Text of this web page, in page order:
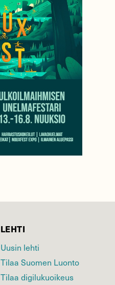
LEHTI
Uusin lehti
Tilaa Suomen Luonto
Tilaa digilukuoikeus